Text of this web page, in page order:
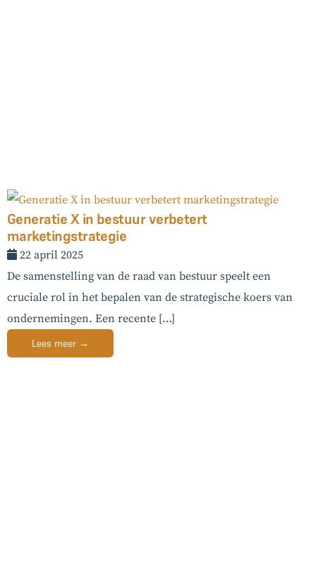
Generatie X in bestuur verbetert
marketingstrategie
22 april 2025
De samenstelling van de raad van bestuur speelt een
cruciale rol in het bepalen van de strategische koers van
ondernemingen. Een recente […]
Lees meer →